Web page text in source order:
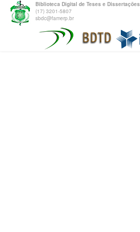
Biblioteca Digital de Teses e Dissertações
(17) 3201-5807
sbdc@famerp.br